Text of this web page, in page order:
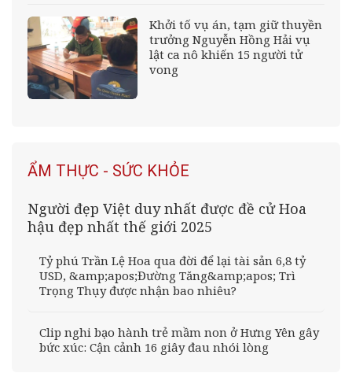
Khởi tố vụ án, tạm giữ thuyền
trưởng Nguyễn Hồng Hải vụ
lật ca nô khiến 15 người tử
vong
ẨM THỰC - SỨC KHỎE
Người đẹp Việt duy nhất được đề cử Hoa
hậu đẹp nhất thế giới 2025
Tỷ phú Trần Lệ Hoa qua đời để lại tài sản 6,8 tỷ
USD, &amp;apos;Đường Tăng&amp;apos; Trì
Trọng Thụy được nhận bao nhiêu?
Clip nghi bạo hành trẻ mầm non ở Hưng Yên gây
bức xúc: Cận cảnh 16 giây đau nhói lòng